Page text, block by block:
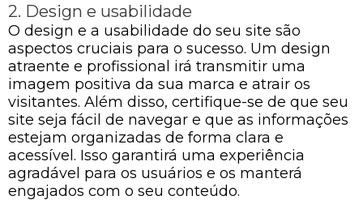
2. Design e usabilidade
O design e a usabilidade do seu site são
aspectos cruciais para o sucesso. Um design
atraente e profissional irá transmitir uma
imagem positiva da sua marca e atrair os
visitantes. Além disso, certifique-se de que seu
site seja fácil de navegar e que as informações
estejam organizadas de forma clara e
acessível. Isso garantirá uma experiência
agradável para os usuários e os manterá
engajados com o seu conteúdo.